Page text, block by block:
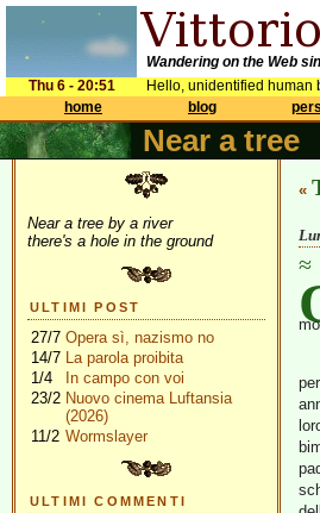
Wandering on the Web
Thu 6 - 20:51
Hello, unidentified human
home
blog
Near a tree
Near a tree by a river
there's a hole in the ground
ULTIMI POST
27/7 Opera sì, nazismo no
14/7 La parola proibita
1/4
In campo con voi
23/2 Nuovo cinema Luftansia
(2026)
11/2 Wormslayer
ULTIMI COMMENTI
«